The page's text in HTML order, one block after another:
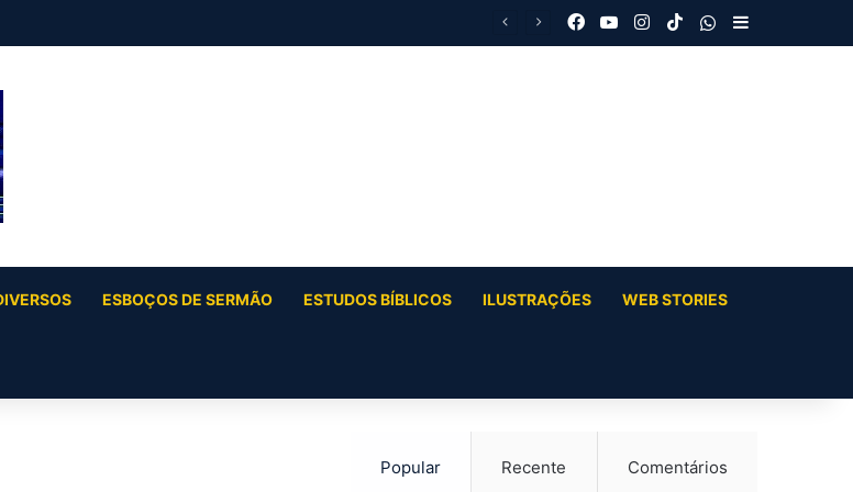
Facebook
YouTubeInstagram
TikTokWhatsApp
Barra Lateral
ESBOÇOS DE SERMÃO ESTUDOS BÍBLICOS ILUSTRAÇÕES WEB STORIES
Popular Recente Comentários